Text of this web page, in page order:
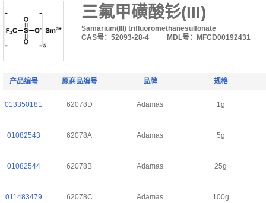
三氟甲磺酸钐(III)
Samarium(III) trifluoromethanesulfonate
CAS号：52093-28-4
MDL号：MFCD00192431
产品编号 原商品编号 品牌 规格
013350181 62078D Adamas 1g
01082543 62078A Adamas 5g
01082544 62078B Adamas 25g
011483479 62078C Adamas 100g